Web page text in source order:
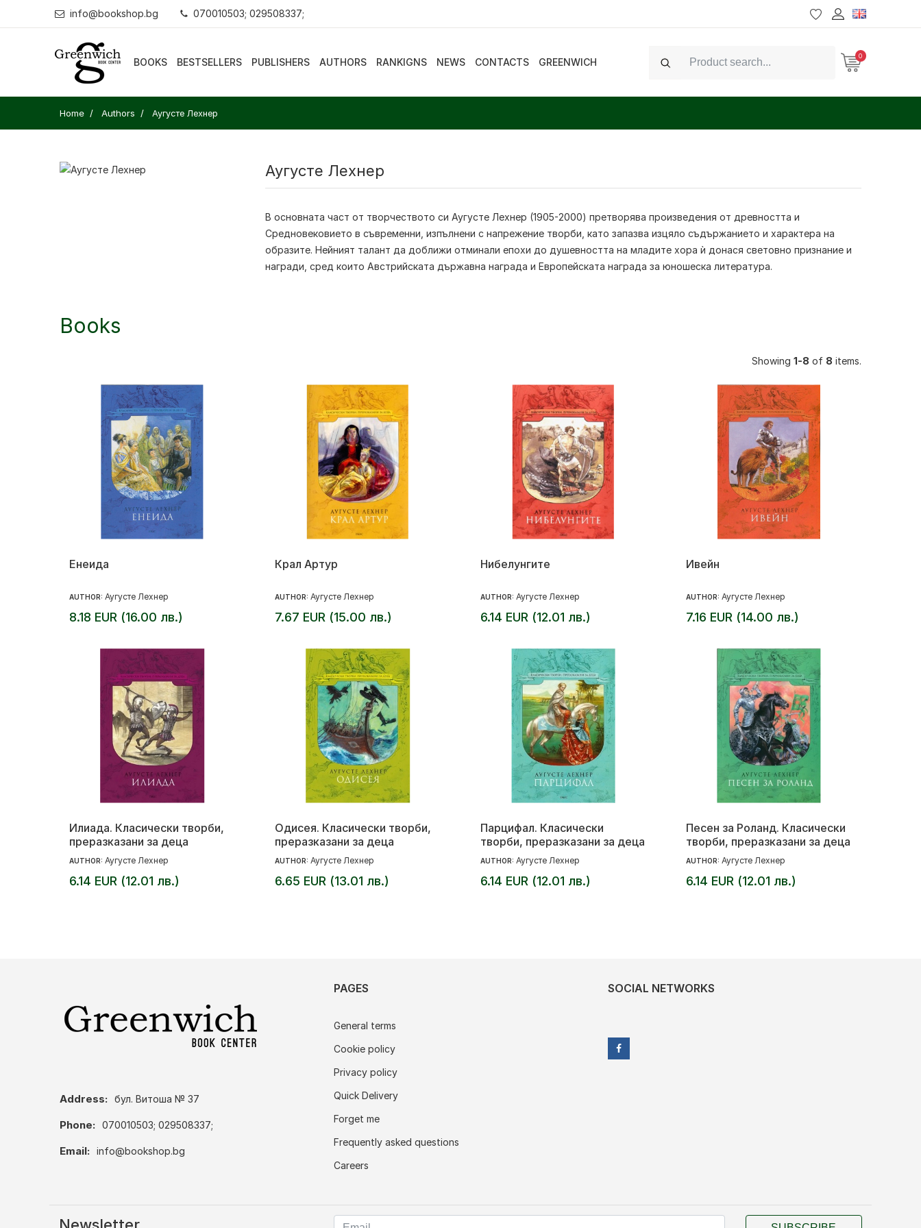
info@bookshop.bg 070010503; 029508337;
BOOKS BESTSELLERS PUBLISHERS AUTHORS RANKIGNS NEWS CONTACTS GREENWICH
Search
0
Home Authors Аугусте Лехнер
Аугусте Лехнер
В основната част от творчеството си Аугусте Лехнер (1905-2000) претворява произведения от древността и
Средновековието в съвременни, изпълнени с напрежение творби, като запазва изцяло съдържанието и характера на
образите. Нейният талант да доближи отминали епохи до душевността на младите хора ѝ донася световно признание и
награди, сред които Австрийската държавна награда и Европейската награда за юношеска литература.
Books
Showing 1-8 of 8 items.
Енеида
AUTHOR: Аугусте Лехнер
8.18 EUR (16.00 лв.)
Крал Артур
AUTHOR: Аугусте Лехнер
7.67 EUR (15.00 лв.)
Нибелунгите
AUTHOR: Аугусте Лехнер
6.14 EUR (12.01 лв.)
Ивейн
AUTHOR: Аугусте Лехнер
7.16 EUR (14.00 лв.)
Илиада. Класически творби,
преразказани за деца
AUTHOR: Аугусте Лехнер
6.14 EUR (12.01 лв.)
Одисея. Класически творби,
преразказани за деца
AUTHOR: Аугусте Лехнер
6.65 EUR (13.01 лв.)
Парцифал. Класически
творби, преразказани за деца
AUTHOR: Аугусте Лехнер
6.14 EUR (12.01 лв.)
Песен за Роланд. Класически
творби, преразказани за деца
AUTHOR: Аугусте Лехнер
6.14 EUR (12.01 лв.)
Address: бул. Витоша № 37
Phone: 070010503; 029508337;
Email: info@bookshop.bg
PAGES
General terms
Cookie policy
Privacy policy
Quick Delivery
Forget me
Frequently asked questions
Careers
SOCIAL NETWORKS